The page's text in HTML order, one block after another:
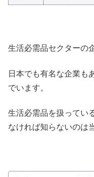
生活必需品セクターの
日本でも有名な企業も
でいます。
生活必需品を扱ってい
なければ知らないのは